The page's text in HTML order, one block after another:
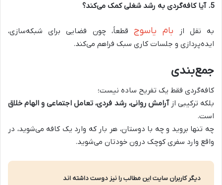
5
.آیا کافه‌گردی به رشد شغلی کمک می‌کند؟
به نقل از بام یاسوجقطعاً، چون فضایی برای شبکه‌سازی،
ایده‌پردازی و جلسات کاری سبک فراهم می‌کند.
جمع‌بندی
کافه‌گردی فقط یک تفریح ساده نیست؛
بلکه ترکیبی ازآرامش روانی، رشد فردی، تعامل اجتماعی و الهام خلاق
است.
چه تنها بروید و چه با دوستان، هر بار که وارد یک کافه می‌شوید، در
واقع وارد سفری کوچک درون خودتان می‌شوید.
دیگر کاربران سایت این مطالب را نیز دوست داشته اند